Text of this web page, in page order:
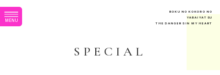
M EN U
BOK U N O K O KOR O N O
YABAIYAT SU
THE DANGER S IN M Y H E ART
S P E C IA L